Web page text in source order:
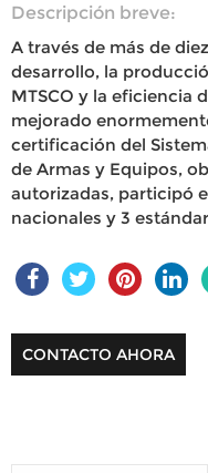
Descripción breve:
A través de más de
desarrollo, la
MTSCO y la eficiencia
mejorado
certificación del
de Armas y Equipos,
autorizadas, participó
nacionales y 3
CONTACTO AHORA